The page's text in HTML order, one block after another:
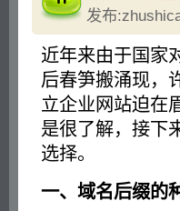
发布
近年来由于国家
后春笋搬涌现，
立企业网站迫在
是很了解，接下
选择。
一、域名后缀的